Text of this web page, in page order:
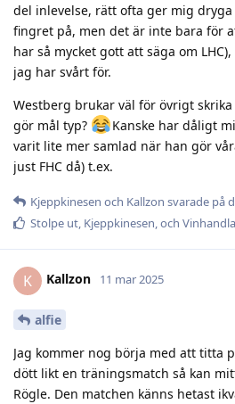
del inlevelse, rätt ofta ger mig
fingret på, men det är inte bara för
har så mycket gott att säga om
jag har svårt för.
Westberg brukar väl för övrigt
gör mål typ?
Kanske har dåligt
varit lite mer samlad när han gör
just FHC då) t.ex.
Kjeppkinesen och Kallzon svarade på
Stolpe ut Kjeppkinesen , och
K Kallzon 11 mar 2025
alfie
Jag kommer nog börja med att titta
dött likt en träningsmatch så kan
Rögle. Den matchen känns hetast